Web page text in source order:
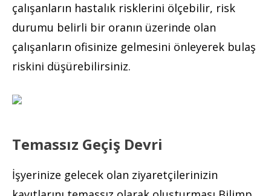
çalışanların hastalık risklerini ölçebilir, risk
durumu belirli bir oranın üzerinde olan
çalışanların ofisinize gelmesini önleyerek bulaş
riskini düşürebilirsiniz.
Temassız Geçiş Devri
İşyerinize gelecek olan ziyaretçilerinizin